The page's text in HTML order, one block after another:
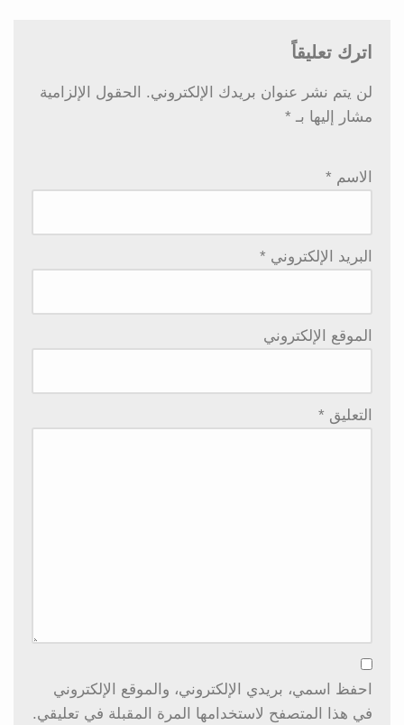
اترك تعليقاً
لن يتم نشر عنوان بريدك الإلكتروني.
الحقول الإلزامية
مشار إليها بـ *
الاسم *
البريد الإلكتروني *
الموقع الإلكتروني
التعليق *
احفظ اسمي، بريدي الإلكتروني، والموقع الإلكتروني
في هذا المتصفح لاستخدامها المرة المقبلة في تعليقي.